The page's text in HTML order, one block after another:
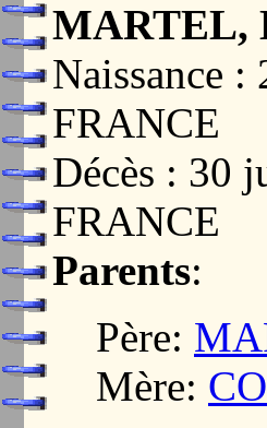
MARTEL,
Naissance
FRANCE
Décès : 30
FRANCE
Parents:
Père:
Mère: